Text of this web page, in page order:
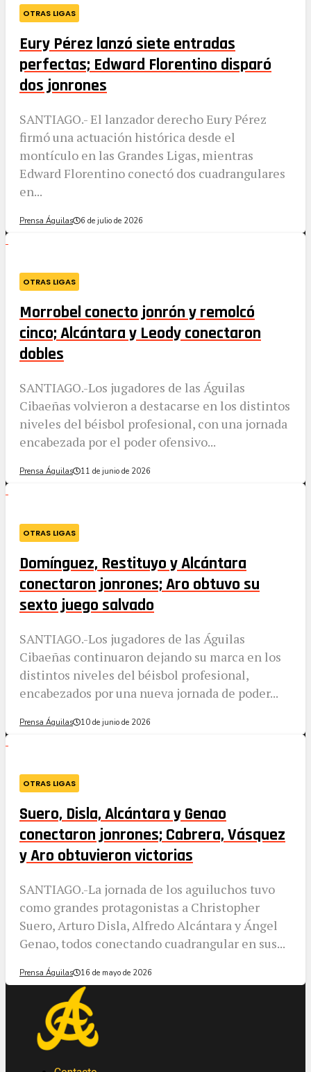
OTRAS LIGAS
Eury Pérez lanzó siete entradas
perfectas; Edward Florentino disparó
dos jonrones
SANTIAGO.- El lanzador derecho Eury Pérez
firmó una actuación histórica desde el
montículo en las Grandes Ligas, mientras
Edward Florentino conectó dos cuadrangulares
en...
Prensa Águilas 6 de julio de 2026
OTRAS LIGAS
Morrobel conecto jonrón y remolcó
cinco; Alcántara y Leody conectaron
dobles
SANTIAGO.-Los jugadores de las Águilas
Cibaeñas volvieron a destacarse en los distintos
niveles del béisbol profesional, con una jornada
encabezada por el poder ofensivo...
Prensa Águilas 11 de junio de 2026
OTRAS LIGAS
Domínguez, Restituyo y Alcántara
conectaron jonrones; Aro obtuvo su
sexto juego salvado
SANTIAGO.-Los jugadores de las Águilas
Cibaeñas continuaron dejando su marca en los
distintos niveles del béisbol profesional,
encabezados por una nueva jornada de poder...
Prensa Águilas 10 de junio de 2026
OTRAS LIGAS
Suero, Disla, Alcántara y Genao
conectaron jonrones; Cabrera, Vásquez
y Aro obtuvieron victorias
SANTIAGO.-La jornada de los aguiluchos tuvo
como grandes protagonistas a Christopher
Suero, Arturo Disla, Alfredo Alcántara y Ángel
Genao, todos conectando cuadrangular en sus...
Prensa Águilas 16 de mayo de 2026